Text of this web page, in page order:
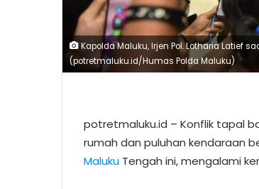
Kapolda Maluku, Irjen Pol. Lotharia Latief
(potretmaluku.id/Humas Polda Maluku)
potretmaluku.id – Konflik tapal
rumah dan puluhan kendaraan
Maluku Tengah ini, mengalami